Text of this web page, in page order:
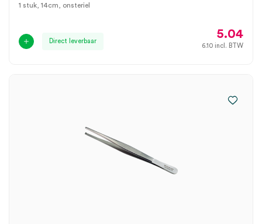
1 stuk, 14cm, onsteriel
Direct leverbaar
5.04
6.10 incl. BTW